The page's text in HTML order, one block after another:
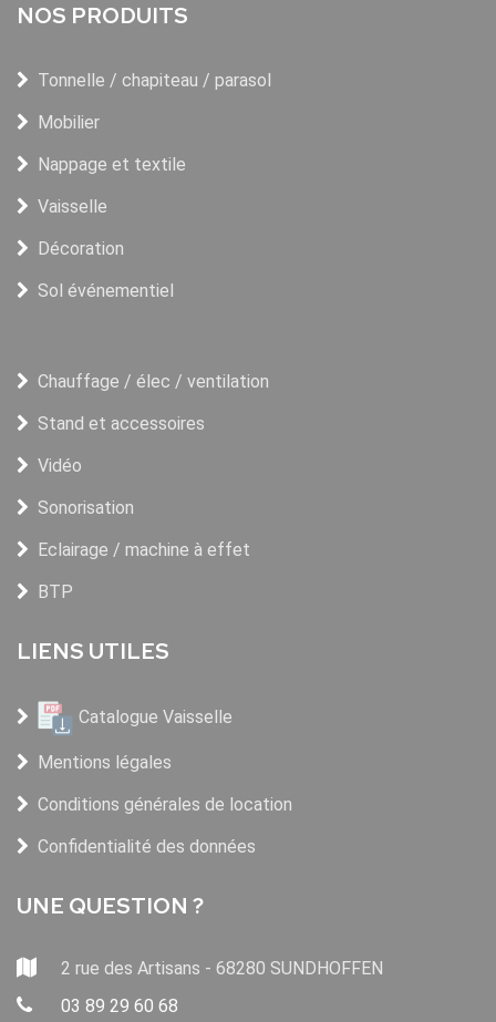
NOS PRODUITS
Tonnelle / chapiteau / parasol
Mobilier
Nappage et textile
Vaisselle
Décoration
Sol événementiel
Chauffage / élec / ventilation
Stand et accessoires
Vidéo
Sonorisation
Eclairage / machine à effet
BTP
LIENS UTILES
Catalogue Vaisselle
Mentions légales
Conditions générales de location
Confidentialité des données
UNE QUESTION ?
2 rue des Artisans - 68280 SUNDHOFFEN
03 89 29 60 68